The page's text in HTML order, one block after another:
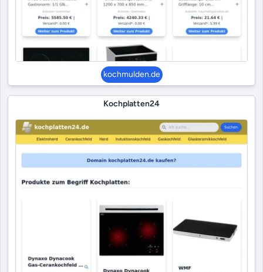
kochmulden.de
Kochplatten24